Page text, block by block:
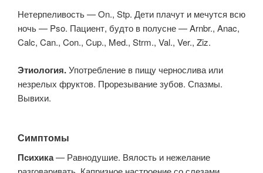
Нетерпеливость — On., Stp. Дети плачут и мечутся всю
ночь — Pso. Пациент, будто в полусне — Arnbr., Anac,
Calc, Can., Con., Cup., Med., Strm., Val., Ver., Ziz.
Этиология.Употребление в пищу чернослива или
незрелых фруктов. Прорезывание зубов. Спазмы.
Вывихи.
Симптомы
Психика— Равнодушие. Вялость и нежелание